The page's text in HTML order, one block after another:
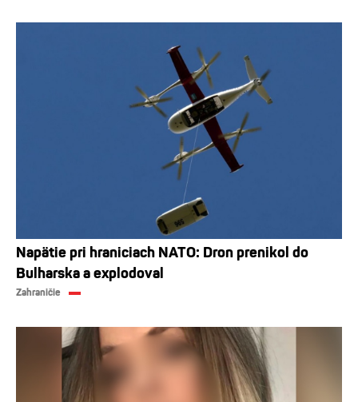
Napätie pri hraniciach NATO: Dron prenikol do
Bulharska a explodoval
Zahraničie